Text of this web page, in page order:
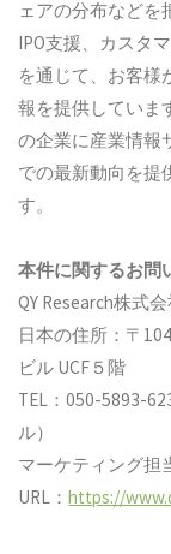
ェアの分布などを
IPO支援、カスタ
を通じて、お客様
報を提供していま
の企業に産業情報
での最新動向を提
す。
本件に関するお問
QY Research株式
日本の住所：〒
ビル UCF５階
TEL：050-5893-
ル）
マーケティング担
URL：https://